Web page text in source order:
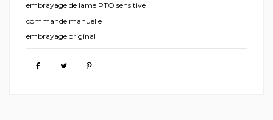
embrayage de lame PTO sensitive
commande manuelle
embrayage original